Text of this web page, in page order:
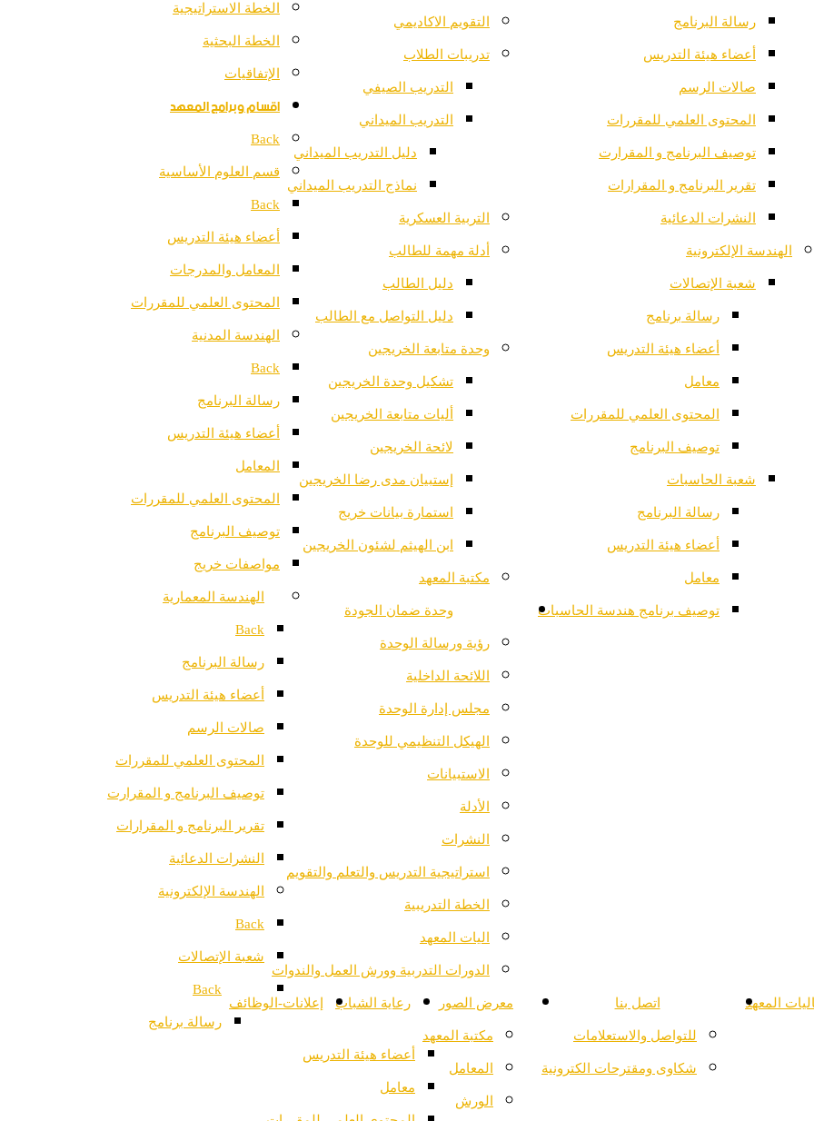
رسالة البرنامج
أعضاء هيئة التدريس
صالات الرسم
المحتوى العلمي للمقررات
توصيف البرنامج و المقرارت
تقرير البرنامج و المقرارات
النشرات الدعائية
الهندسة الإلكترونية
شعبة الإتصالات
رسالة برنامج
أعضاء هيئة التدريس
معامل
المحتوى العلمي للمقررات
توصيف البرنامج
شعبة الحاسبات
رسالة البرنامج
أعضاء هيئة التدريس
معامل
توصيف برنامج هندسة الحاسبات
التقويم الاكاديمي
تدريبات الطلاب
التدريب الصيفي
التدريب الميداني
دليل التدريب الميداني
نماذج التدريب الميداني
التربية العسكرية
أدلة مهمة للطالب
دليل الطالب
دليل التواصل مع الطالب
وحدة متابعة الخريجين
تشكيل وحدة الخريجين
أليات متابعة الخريجين
لائحة الخريجين
إستبيان مدى رضا الخريجين
استمارة بيانات خريج
ابن الهيثم لشئون الخريجين
مكتبة المعهد
وحدة ضمان الجودة
رؤية ورسالة الوحدة
اللائحة الداخلية
مجلس إدارة الوحدة
الهيكل التنظيمي للوحدة
الاستبيانات
الأدلة
النشرات
استراتيجية التدريس والتعلم والتقويم
الخطة التدريبية
اليات المعهد
الدورات التدربية وورش العمل والندوات
المعهد اتصل بنا
للتواصل والاستعلامات
شكاوى ومقترحات الكترونية
معرض الصور
مكتبة المعهد
المعامل
الورش
رعاية الشباب إعلانات-الوظائف
الخطة الاستراتيجية
الخطة البحثية
الإتفاقيات
اقسام وبرامج المعهد
Back
قسم العلوم الأساسية
Back
أعضاء هيئة التدريس
المعامل والمدرجات
المحتوى العلمي للمقررات
الهندسة المدنية
Back
رسالة البرنامج
أعضاء هيئة التدريس
المعامل
المحتوى العلمي للمقررات
توصيف البرنامج
مواصفات خريج
الهندسة المعمارية
Back
رسالة البرنامج
أعضاء هيئة التدريس
صالات الرسم
المحتوى العلمي للمقررات
توصيف البرنامج و المقرارت
تقرير البرنامج و المقرارات
النشرات الدعائية
الهندسة الإلكترونية
Back
شعبة الإتصالات
Back
رسالة برنامج
أعضاء هيئة التدريس
معامل